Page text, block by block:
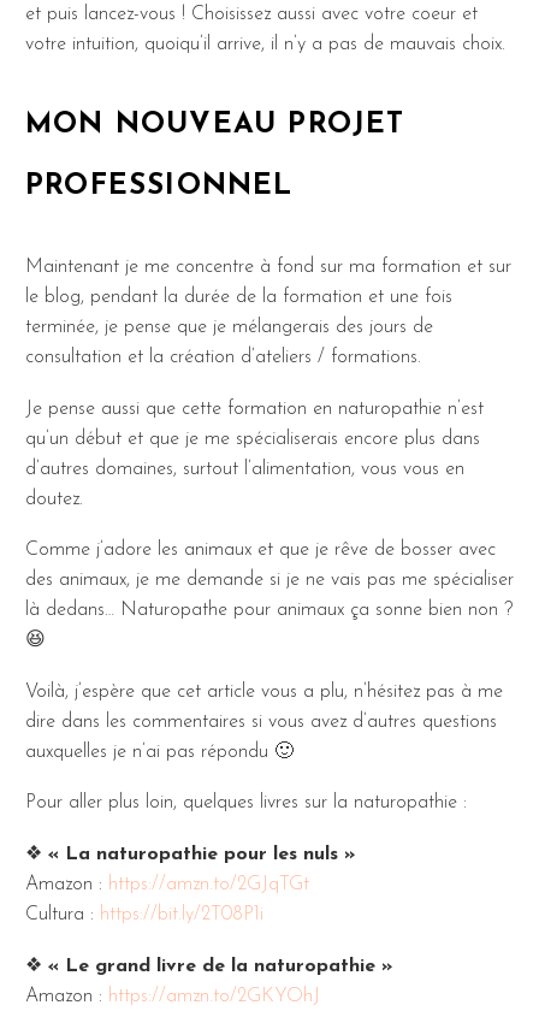
et puis lancez-vous ! Choisissez aussi avec votre coeur et
votre intuition, quoiqu’il arrive, il n’y a pas de mauvais choix.
MON NOUVEAU PROJET
PROFESSIONNEL
Maintenant je me concentre à fond sur ma formation et sur
le blog, pendant la durée de la formation et une fois
terminée, je pense que je mélangerais des jours de
consultation et la création d’ateliers / formations.
Je pense aussi que cette formation en naturopathie n’est
qu’un début et que je me spécialiserais encore plus dans
d’autres domaines, surtout l’alimentation, vous vous en
doutez.
Comme j’adore les animaux et que je rêve de bosser avec
des animaux, je me demande si je ne vais pas me spécialiser
là dedans… Naturopathe pour animaux ça sonne bien non ?
😆
Voilà, j’espère que cet article vous a plu, n’hésitez pas à me
dire dans les commentaires si vous avez d’autres questions
auxquelles je n’ai pas répondu 🙂
Pour aller plus loin, quelques livres sur la naturopathie :
❖ « La naturopathie pour les nuls »
Amazon : https://amzn.to/2GJqTGt
Cultura : https://bit.ly/2T08P1i
❖ « Le grand livre de la naturopathie »
Amazon : https://amzn.to/2GKYOhJ